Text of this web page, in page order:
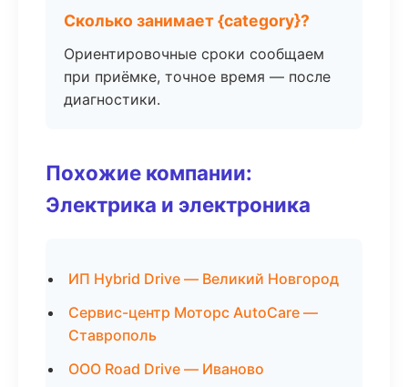
Сколько занимает {category}?
Ориентировочные сроки сообщаем
при приёмке, точное время — после
диагностики.
Похожие компании:
Электрика и электроника
ИП Hybrid Drive — Великий Новгород
Сервис-центр Моторс AutoCare —
Ставрополь
ООО Road Drive — Иваново